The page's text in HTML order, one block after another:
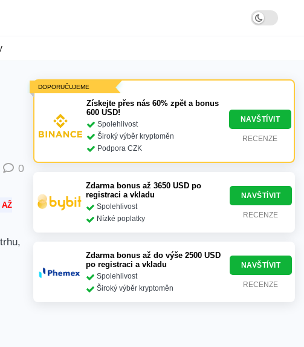
0
AŽ
DOPORUČUJEME
Získejte přes nás 60% zpět a bonus
600 USD!
Spolehlivost
Široký výběr kryptoměn
Podpora CZK
NAVŠTÍVIT
RECENZE
Zdarma bonus až 3650 USD po
registraci a vkladu
Spolehlivost
Nízké poplatky
NAVŠTÍVIT
RECENZE
Zdarma bonus až do výše 2500 USD
po registraci a vkladu
Spolehlivost
Široký výběr kryptoměn
NAVŠTÍVIT
RECENZE